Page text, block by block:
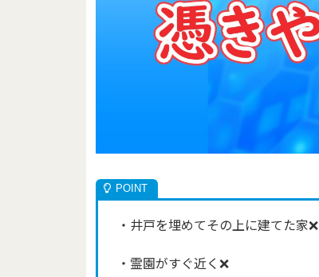
・井戸を埋めてその上に建てた家❌
・霊園がすぐ近く❌